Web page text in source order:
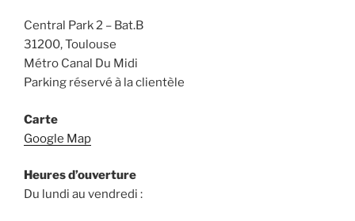
Central Park 2 – Bat.B
31200, Toulouse
Métro Canal Du Midi
Parking réservé à la clientèle
Carte
Google Map
Heures d’ouverture
Du lundi au vendredi :